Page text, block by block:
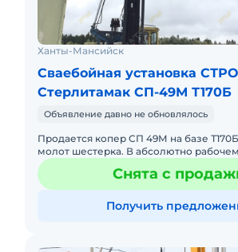
Ханты-Мансийск
Сваебойная установка
Стерлитамак СП-49М Т170Б
Объявление давно не обновлялось
Продается копер СП 49М на базе
молот шестерка. В абсолютно
стрела почти новая. Торг Срочно.
Снята с
Получить